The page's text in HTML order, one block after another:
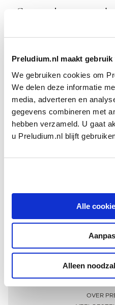
Preludium.nl maakt gebruik
We gebruiken cookies om
We delen deze informatie
media, adverteren en
gegevens combineren met
hebben verzameld. U gaat
u Preludium.nl blijft
Alle
Alleen
Geen resultaten
Meer
OVER